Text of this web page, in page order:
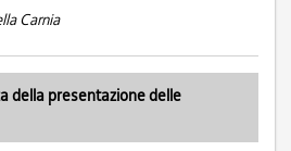
Carnia
della presentazione delle